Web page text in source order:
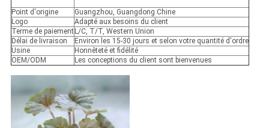
Point d'origine
Guangzhou, Guangdong Chine
Logo
Adapté aux besoins du client
Terme de paiement L/C, T/T, Western Union
Délai de livraison
Environ les 15-30 jours et selon votre quantité d'ordre
Usine
Honnêteté et fidélité
OEM/ODM
Les conceptions du client sont bienvenues